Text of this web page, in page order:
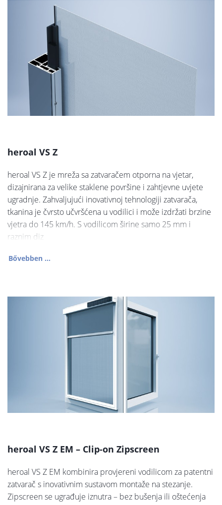
heroal VS Z
heroal VS Z je mreža sa zatvaračem otporna na vjetar,
dizajnirana za velike staklene površine i zahtjevne uvjete
ugradnje. Zahvaljujući inovativnoj tehnologiji zatvarača,
tkanina je čvrsto učvršćena u vodilici i može izdržati brzine
vjetra do 145 km/h. S vodilicom širine samo 25 mm i
raznim diz
Bővebben ...
heroal VS Z EM – Clip-on Zipscreen
heroal VS Z EM kombinira provjereni vodilicom za patentni
zatvarač s inovativnim sustavom montaže na stezanje.
Zipscreen se ugrađuje iznutra – bez bušenja ili oštećenja